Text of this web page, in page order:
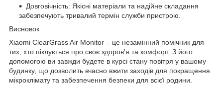
Довговічність: Якісні матеріали та надійне складання
забезпечують тривалий термін служби пристрою.
Висновок
Xiaomi ClearGrass Air Monitor – це незамінний помічник для
тих, хто піклується про своє здоров'я та комфорт. З його
допомогою ви завжди будете в курсі стану повітря у вашому
будинку, що дозволить вчасно вжити заходів для покращення
мікроклімату та забезпечення безпеки для всієї родини.